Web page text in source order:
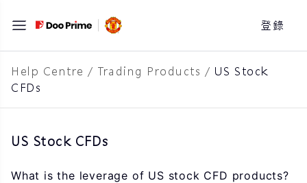
至
主
要
內
容
登錄
Help Centre / Trading Products / US Stock
CFDs
US Stock CFDs
What is the leverage of US stock CFD products?